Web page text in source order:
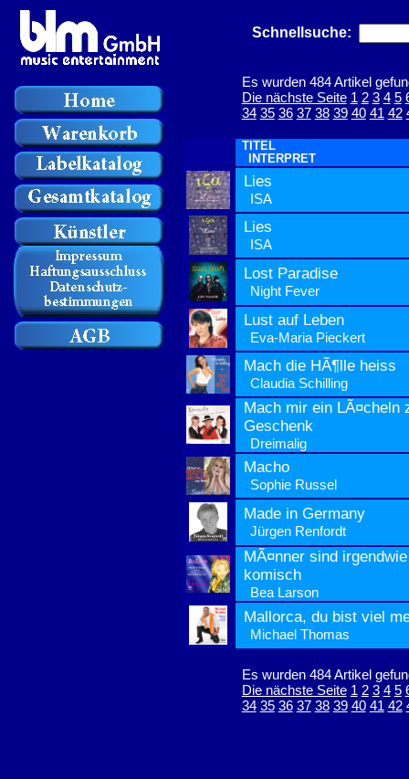
Schnellsuche:
Es wurden 484 Artikel
Die nächste Seite 1 2 3 4 5
34 35 36 37 38 39 40 41 42
TITEL
INTERPRET
Lies
ISA
Lies
ISA
Lost Paradise
Night Fever
Lust auf Leben
Eva-Maria Pieckert
Mach die HÃ¶lle heiss
Claudia Schilling
Mach mir ein LÃ¤cheln
Geschenk
Dreimalig
Macho
Sophie Russel
Made in Germany
Jürgen Renfordt
MÃ¤nner sind irgendwie
komisch
Bea Larson
Mallorca, du bist viel
Michael Thomas
Es wurden 484 Artikel
Die nächste Seite 1 2 3 4 5
34 35 36 37 38 39 40 41 42